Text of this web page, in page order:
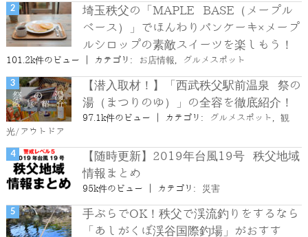
埼玉秩父の「MAPLE BASE（メープル
ベース）」でほんわりパンケーキ×メープ
ルシロップの素敵スイーツを楽しもう！
101.2k件のビュー カテゴリ: お店情報 グルメスポット
【潜入取材！】「西武秩父駅前温泉 祭の
湯（まつりのゆ）」の全容を徹底紹介！
97.1k件のビュー カテゴリ: グルメスポット
観
光/アウトドア
【随時更新】2019年台風19号 秩父地域
情報まとめ
95k件のビュー カテゴリ: 災害
手ぶらでOK！秩父で渓流釣りをするなら
「あしがくぼ渓谷国際釣場」がおすす